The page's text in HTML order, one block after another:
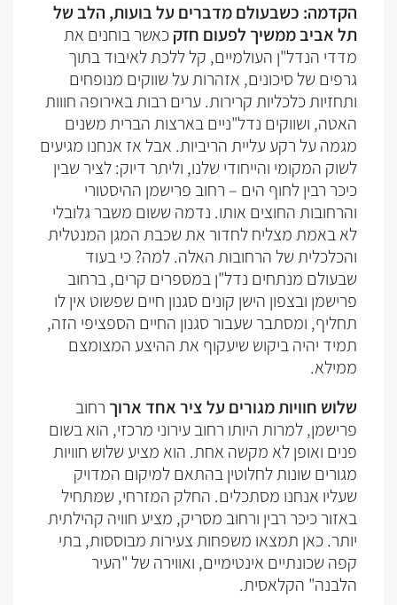
הקדמה: כשבעולם מדברים על בועות, הלב של
תל אביב ממשיך לפעום חזקכאשר בוחנים את
מדדי הנדל"ן העולמיים, קל ללכת לאיבוד בתוך
גרפים של סיכונים, אזהרות על שווקים מנופחים
ותחזיות כלכליות קרירות. ערים רבות באירופה חווות
האטה, ושווקים נדל"ניים בארצות הברית משנים
מגמה על רקע עליית הריביות. אבל אז אנחנו מגיעים
לשוק המקומי והייחודי שלנו, וליתר דיוק: לציר שבין
כיכר רבין לחוף הים – רחוב פרישמן ההיסטורי
והרחובות החוצים אותו. נדמה ששום משבר גלובלי
לא באמת מצליח לחדור את שכבת המגן המנטלית
והכלכלית של הרחובות האלה. למה? כי בעוד
שבעולם מנתחים נדל"ן במספרים קרים, ברחוב
פרישמן ובצפון הישן קונים סגנון חיים שפשוט אין לו
תחליף, ומסתבר שעבור סגנון החיים הספציפי הזה,
תמיד יהיה ביקוש שיעקוף את ההיצע המצומצם
ממילא.
שלוש חוויות מגורים על ציר אחד ארוך רחוב
פרישמן, למרות היותו רחוב עירוני מרכזי, הוא בשום
פנים ואופן לא מקשה אחת. הוא מציע שלוש חוויות
מגורים שונות לחלוטין בהתאם למיקום המדויק
שעליו אנחנו מסתכלים. החלק המזרחי, שמתחיל
באזור כיכר רבין ורחוב מסריק, מציע חוויה קהילתית
יותר. כאן תמצאו משפחות צעירות מבוססות, בתי
קפה שכונתיים אינטימיים, ואווירה של "העיר
הלבנה" הקלאסית.